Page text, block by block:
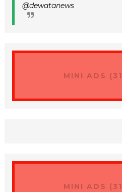
@dewatanews
MINI ADS
MINI ADS